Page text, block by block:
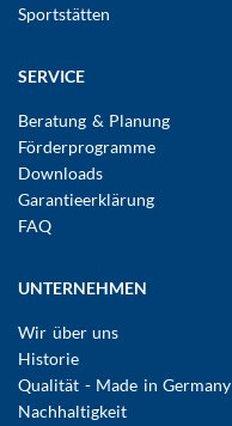
Sportstätten
SERVICE
Beratung & Planung
Förderprogramme
Downloads
Garantieerklärung
FAQ
UNTERNEHMEN
Wir über uns
Historie
Qualität - Made in Germany
Nachhaltigkeit